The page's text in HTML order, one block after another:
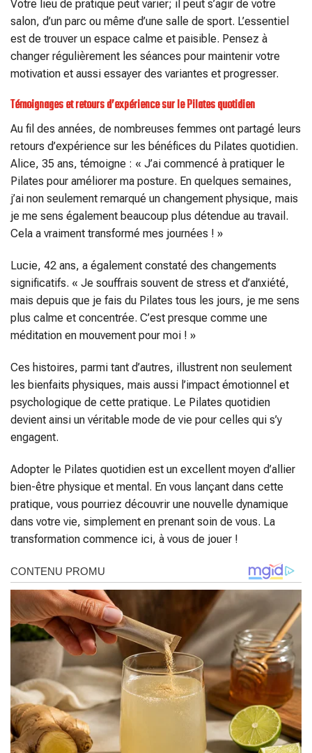
Votre lieu de pratique peut varier; il peut s’agir de votre
salon, d’un parc ou même d’une salle de sport. L’essentiel
est de trouver un espace calme et paisible. Pensez à
changer régulièrement les séances pour maintenir votre
motivation et aussi essayer des variantes et progresser.
Témoignages et retours d’expérience sur le Pilates quotidien
Au fil des années, de nombreuses femmes ont partagé leurs
retours d’expérience sur les bénéfices du Pilates quotidien.
Alice, 35 ans, témoigne : « J’ai commencé à pratiquer le
Pilates pour améliorer ma posture. En quelques semaines,
j’ai non seulement remarqué un changement physique, mais
je me sens également beaucoup plus détendue au travail.
Cela a vraiment transformé mes journées ! »
Lucie, 42 ans, a également constaté des changements
significatifs. « Je souffrais souvent de stress et d’anxiété,
mais depuis que je fais du Pilates tous les jours, je me sens
plus calme et concentrée. C’est presque comme une
méditation en mouvement pour moi ! »
Ces histoires, parmi tant d’autres, illustrent non seulement
les bienfaits physiques, mais aussi l’impact émotionnel et
psychologique de cette pratique. Le Pilates quotidien
devient ainsi un véritable mode de vie pour celles qui s’y
engagent.
Adopter le Pilates quotidien est un excellent moyen d’allier
bien-être physique et mental. En vous lançant dans cette
pratique, vous pourriez découvrir une nouvelle dynamique
dans votre vie, simplement en prenant soin de vous. La
transformation commence ici, à vous de jouer !